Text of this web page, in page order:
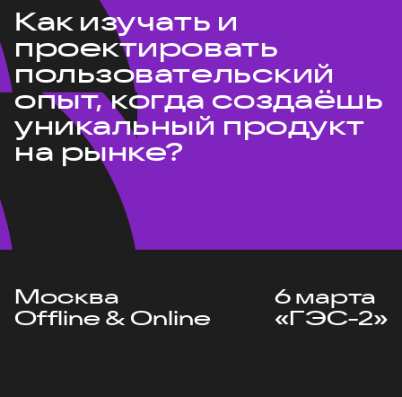
Как изучать и
проектировать
пользовательский
опыт, когда создаёшь
уникальный продукт
на рынке?
Москва
Offline & Online
6 марта
«ГЭС-2»